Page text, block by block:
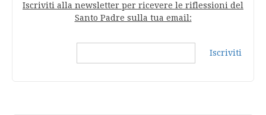
Iscriviti alla newsletter per ricevere le riflessioni del
Santo Padre sulla tua email:
Iscriviti